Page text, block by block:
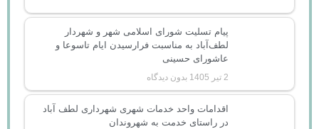
پیام تسلیت شورای اسلامی شهر و شهردار
لطف‌آباد به مناسبت فرارسیدن ایام تاسوعا و
عاشورای حسینی
2 تیر 1405 بدون دیدگاه
اقدامات واحد خدمات شهری شهرداری لطف آباد
در راستای خدمت به شهروندان